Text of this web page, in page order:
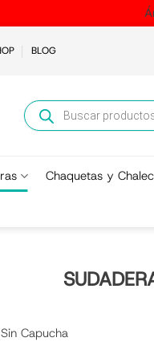
BLOG
Búsqueda
de
productos
Chaquetas y
Sin Capucha